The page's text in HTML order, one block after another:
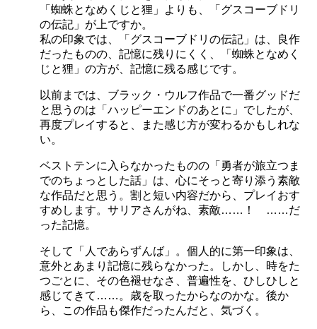
「蜘蛛となめくじと狸」よりも、「グスコーブドリ
の伝記」が上ですか。
私の印象では、「グスコーブドリの伝記」は、良作
だったものの、記憶に残りにくく、「蜘蛛となめく
じと狸」の方が、記憶に残る感じです。
以前までは、ブラック・ウルフ作品で一番グッドだ
と思うのは「ハッピーエンドのあとに」でしたが、
再度プレイすると、また感じ方が変わるかもしれな
い。
ベストテンに入らなかったものの「勇者が旅立つま
でのちょっとした話」は、心にそっと寄り添う素敵
な作品だと思う。割と短い内容だから、プレイおす
すめします。サリアさんがね、素敵……！ ……だ
った記憶。
そして「人であらずんば」。個人的に第一印象は、
意外とあまり記憶に残らなかった。しかし、時をた
つごとに、その色褪せなさ、普遍性を、ひしひしと
感じてきて……。歳を取ったからなのかな。後か
ら、この作品も傑作だったんだと、気づく。